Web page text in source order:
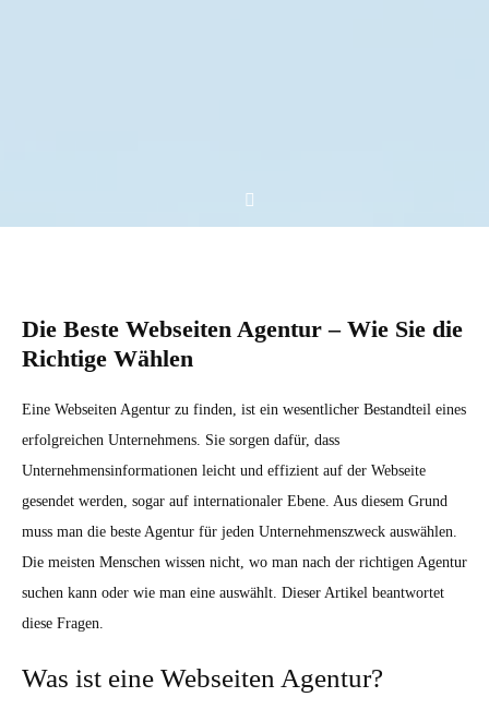
Die Beste Webseiten Agentur – Wie Sie die
Richtige Wählen
Eine Webseiten Agentur zu finden, ist ein wesentlicher Bestandteil eines
erfolgreichen Unternehmens. Sie sorgen dafür, dass
Unternehmensinformationen leicht und effizient auf der Webseite
gesendet werden, sogar auf internationaler Ebene. Aus diesem Grund
muss man die beste Agentur für jeden Unternehmenszweck auswählen.
Die meisten Menschen wissen nicht, wo man nach der richtigen Agentur
suchen kann oder wie man eine auswählt. Dieser Artikel beantwortet
diese Fragen.
Was ist eine Webseiten Agentur?